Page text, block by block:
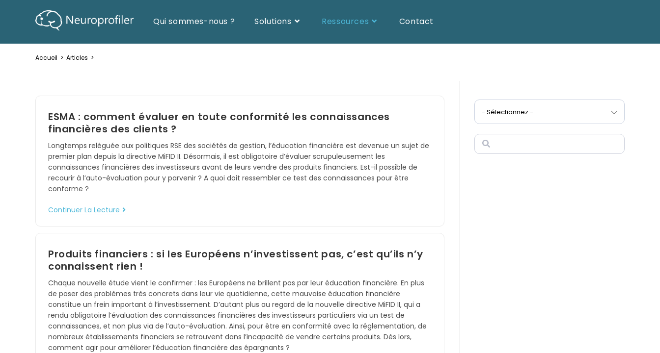
Qui sommes-nous ? Solutions Ressources Contact
Accueil > Articles >
- Sélectionnez -
ESMA : comment évaluer en toute conformité les connaissances
financières des clients ?
Longtemps reléguée aux politiques RSE des sociétés de gestion, l’éducation financière est devenue un sujet de
premier plan depuis la directive MiFID II. Désormais, il est obligatoire d’évaluer scrupuleusement les
connaissances financières des investisseurs avant de leurs vendre des produits financiers. Est-il possible de
recourir à l’auto-évaluation pour y parvenir ? A quoi doit ressembler ce test des connaissances pour être
conforme ?
Continuer La Lecture
Produits financiers : si les Européens n’investissent pas, c’est qu’ils n’y
connaissent rien !
Chaque nouvelle étude vient le confirmer : les Européens ne brillent pas par leur éducation financière. En plus
de poser des problèmes très concrets dans leur vie quotidienne, cette mauvaise éducation financière
constitue un frein important à l’investissement. D’autant plus au regard de la nouvelle directive MiFID II, qui a
rendu obligatoire l’évaluation des connaissances financières des investisseurs particuliers via un test de
connaissances, et non plus via de l’auto-évaluation. Ainsi, pour être en conformité avec la réglementation, de
nombreux établissements financiers se retrouvent dans l’incapacité de vendre certains produits. Dès lors,
comment agir pour améliorer l’éducation financière des épargnants ?